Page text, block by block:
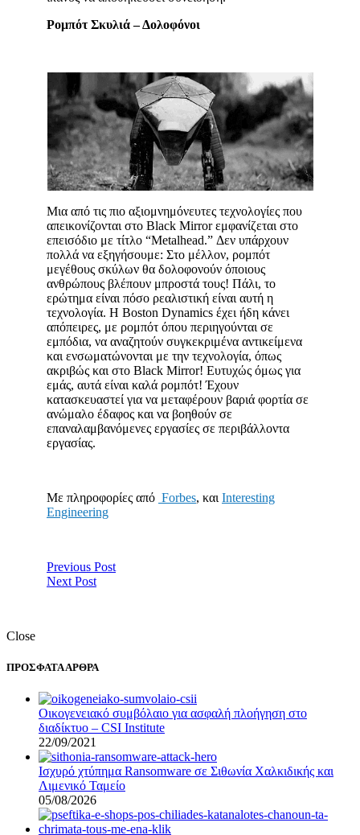
Ρομπότ Σκυλιά – Δολοφόνοι
Μια από τις πιο αξιομνημόνευτες τεχνολογίες που
απεικονίζονται στο Black Mirror εμφανίζεται στο
επεισόδιο με τίτλο “Metalhead.” Δεν υπάρχουν
πολλά να εξηγήσουμε: Στο μέλλον, ρομπότ
μεγέθους σκύλων θα δολοφονούν όποιους
ανθρώπους βλέπουν μπροστά τους! Πάλι, το
ερώτημα είναι πόσο ρεαλιστική είναι αυτή η
τεχνολογία. Η Boston Dynamics έχει ήδη κάνει
απόπειρες, με ρομπότ όπου περιηγούνται σε
εμπόδια, να αναζητούν συγκεκριμένα αντικείμενα
και ενσωματώνονται με την τεχνολογία, όπως
ακριβώς και στο Black Mirror! Ευτυχώς όμως για
εμάς, αυτά είναι καλά ρομπότ! Έχουν
κατασκευαστεί για να μεταφέρουν βαριά φορτία σε
ανώμαλο έδαφος και να βοηθούν σε
επαναλαμβανόμενες εργασίες σε περιβάλλοντα
εργασίας.
Mε πληροφορίες από Forbes, και Ιnteresting
Engineering
Previous Post
Next Post
Close
ΠΡΟΣΦΑΤΑ ΑΡΘΡΑ
Οικογενειακό συμβόλαιο για ασφαλή πλοήγηση στο
διαδίκτυο – CSI Institute
22/09/2021
Ισχυρό χτύπημα Ransomware σε Σιθωνία Χαλκιδικής και
Λιμενικό Ταμείο
05/08/2026